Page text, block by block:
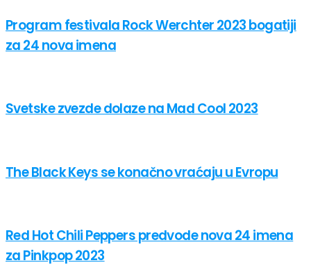
Program festivala Rock Werchter 2023 bogatiji
za 24 nova imena
Svetske zvezde dolaze na Mad Cool 2023
The Black Keys se konačno vraćaju u Evropu
Red Hot Chili Peppers predvode nova 24 imena
za Pinkpop 2023